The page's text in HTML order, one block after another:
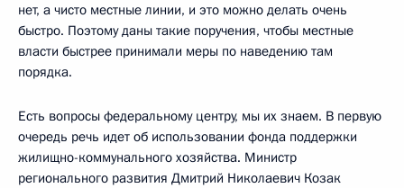
нет, а чисто местные линии, и это можно делать очень
быстро. Поэтому даны такие поручения, чтобы местные
власти быстрее принимали меры по наведению там
порядка.
Есть вопросы федеральному центру, мы их знаем. В первую
очередь речь идет об использовании фонда поддержки
жилищно-коммунального хозяйства. Министр
регионального развития Дмитрий Николаевич Козак